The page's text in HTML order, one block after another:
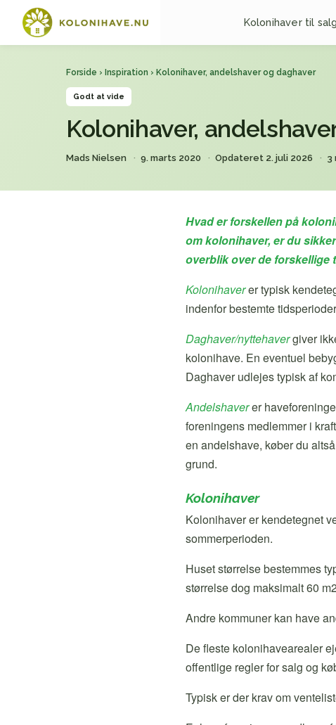
Kolonihaver til salg
Forside › Inspiration › Kolonihaver, andelshaver og daghaver
Godt at vide
Kolonihaver,
Mads Nielsen 9. marts 2020 Opdateret 2. juli 2026 3
Hvad er forskellen på
om kolonihaver, er du
overblik over de forskellige
Kolonihaverer typisk
indenfor bestemte
Daghaver/nyttehavergiver
kolonihave. En eventuel
Daghaver udlejes typisk af
Andelshaverer
foreningens medlemmer i
en andelshave, køber du
grund.
Kolonihaver
Kolonihaver er kendetegnet
sommerperioden.
Huset størrelse bestemmes
størrelse dog maksimalt 60
Andre kommuner kan have
De fleste kolonihavearealer
offentlige regler for salg og
Typisk er der krav om